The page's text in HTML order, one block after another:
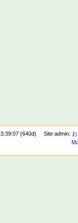
(640d) Site admin: